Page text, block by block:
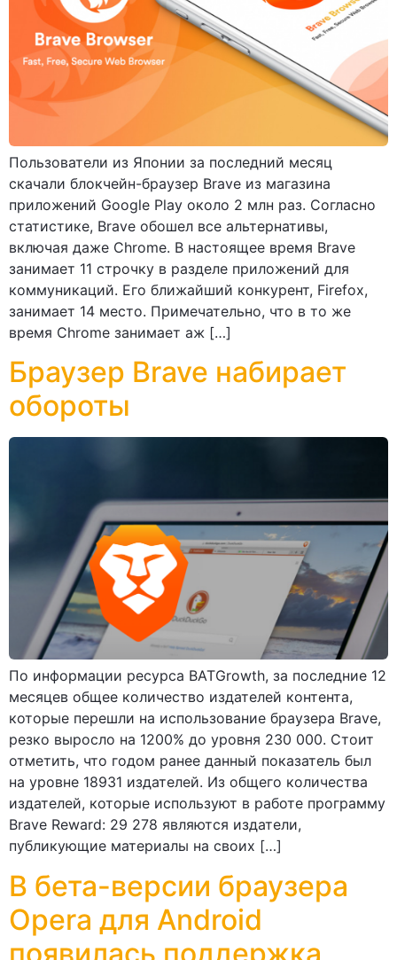
Пользователи из Японии за последний месяц
скачали блокчейн-браузер Brave из магазина
приложений Google Play около 2 млн раз. Согласно
статистике, Brave обошел все альтернативы,
включая даже Chrome. В настоящее время Brave
занимает 11 строчку в разделе приложений для
коммуникаций. Его ближайший конкурент, Firefox,
занимает 14 место. Примечательно, что в то же
время Chrome занимает аж […]
Браузер Brave набирает
обороты
По информации ресурса BATGrowth, за последние 12
месяцев общее количество издателей контента,
которые перешли на использование браузера Brave,
резко выросло на 1200% до уровня 230 000. Стоит
отметить, что годом ранее данный показатель был
на уровне 18931 издателей. Из общего количества
издателей, которые используют в работе программу
Brave Reward: 29 278 являются издатели,
публикующие материалы на своих […]
В бета-версии браузера
Opera для Android
появилась поддержка